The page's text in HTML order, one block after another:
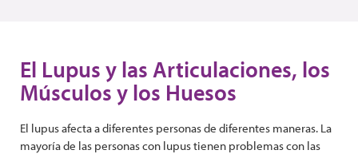
El Lupus y las Articulaciones, los
Músculos y los Huesos
El lupus afecta a diferentes personas de diferentes maneras. La
mayoría de las personas con lupus tienen problemas con las